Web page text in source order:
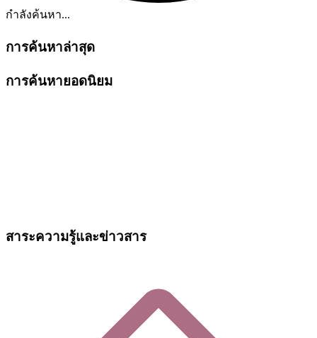
กำลังค้นหา...
การค้นหาล่าสุด
การค้นหายอดนิยม
สาระความรู้และข่าวสาร